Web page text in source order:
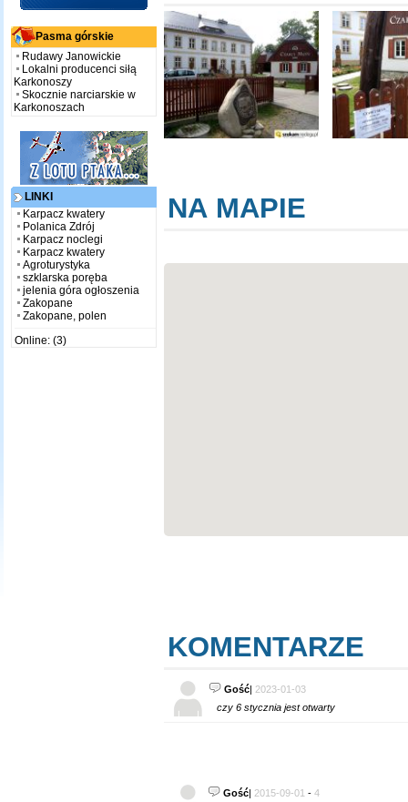
Pasma górskie
Rudawy Janowickie
Lokalni producenci siłą
Karkonoszy
Skocznie narciarskie w
Karkonoszach
LINKI
Karpacz kwatery
Polanica Zdrój
Karpacz noclegi
Karpacz kwatery
Agroturystyka
szklarska poręba
jelenia góra ogłoszenia
Zakopane
Zakopane, polen
Online: (3)
NA MAPIE
KOMENTARZE
Gość| 2023-01-03
czy 6 stycznia jest otwarty
Gość| 2015-09-01 - 4